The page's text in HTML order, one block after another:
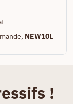
NEW10L
!